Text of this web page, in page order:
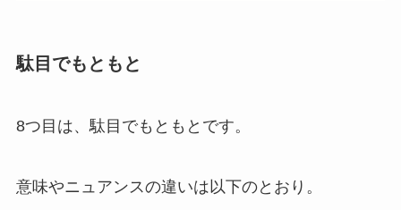
駄目でもともと
8つ目は、駄目でもともとです。
意味やニュアンスの違いは以下のとおり。